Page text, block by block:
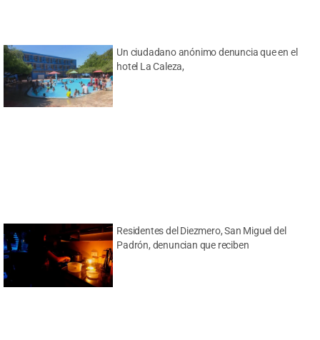
Un ciudadano anónimo denuncia que en el
hotel La Caleza,
Residentes del Diezmero, San Miguel del
Padrón, denuncian que reciben